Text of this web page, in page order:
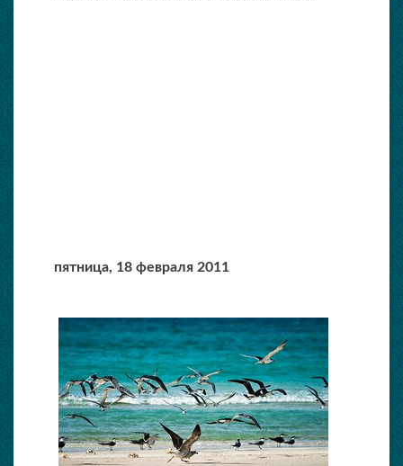
пятница, 18 февраля 2011